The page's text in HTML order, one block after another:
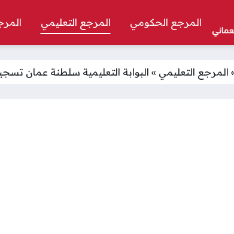
المرجع الحكومي المرجع التعليمي
المرجع التعليمي » البوابة التعليمية سلطنة عمان